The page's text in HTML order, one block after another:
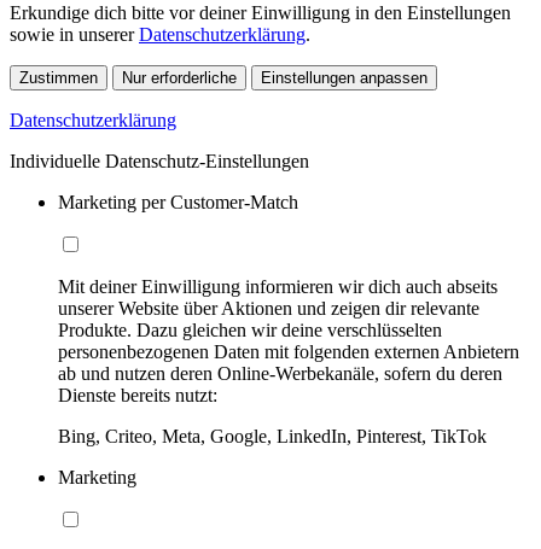
Erkundige dich bitte vor deiner Einwilligung in den Einstellungen
sowie in unsererDatenschutzerklärung.
Zustimmen Nur erforderliche Einstellungen anpassen
Datenschutzerklärung
Individuelle Datenschutz-Einstellungen
Marketing per Customer-Match
Mit deiner Einwilligung informieren wir dich auch abseits
unserer Website über Aktionen und zeigen dir relevante
Produkte. Dazu gleichen wir deine verschlüsselten
personenbezogenen Daten mit folgenden externen Anbietern
ab und nutzen deren Online-Werbekanäle, sofern du deren
Dienste bereits nutzt:
Bing, Criteo, Meta, Google, LinkedIn, Pinterest, TikTok
Marketing